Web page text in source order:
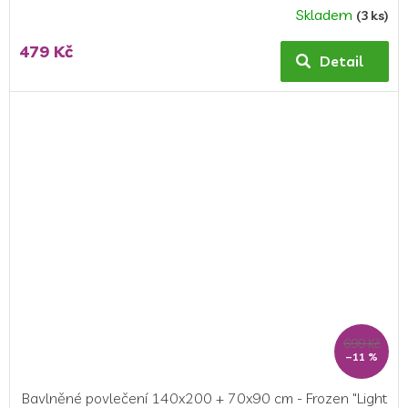
Skladem (3 ks)
479 Kč Detail
699 Kč
–11 %
Bavlněné povlečení 140x200 + 70x90 cm - Frozen "Light